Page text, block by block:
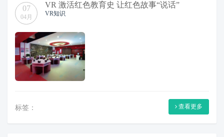
07
04月
VR 激活红色教育史 让红色故事“说话”
VR知识
标签： 查看更多